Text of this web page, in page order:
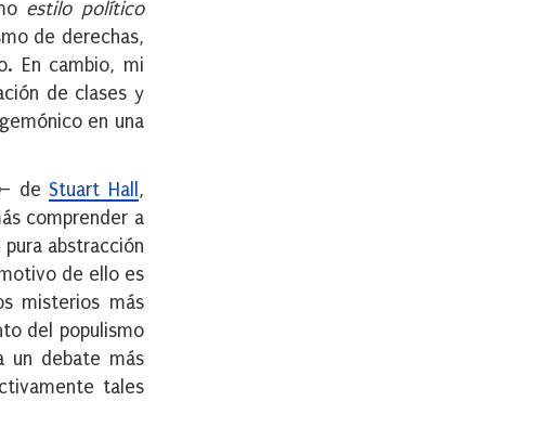
estilo político
de derechas,
En cambio, mi
de clases y
en una
– deStuart Hall ,
comprender a
abstracción
de ello es
misterios más
del populismo
un debate más
tales